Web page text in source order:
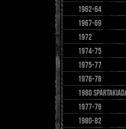
1962-64
1967-69
1972
1974-75
1975-77
1976-78
1980
1977-79
1980-82